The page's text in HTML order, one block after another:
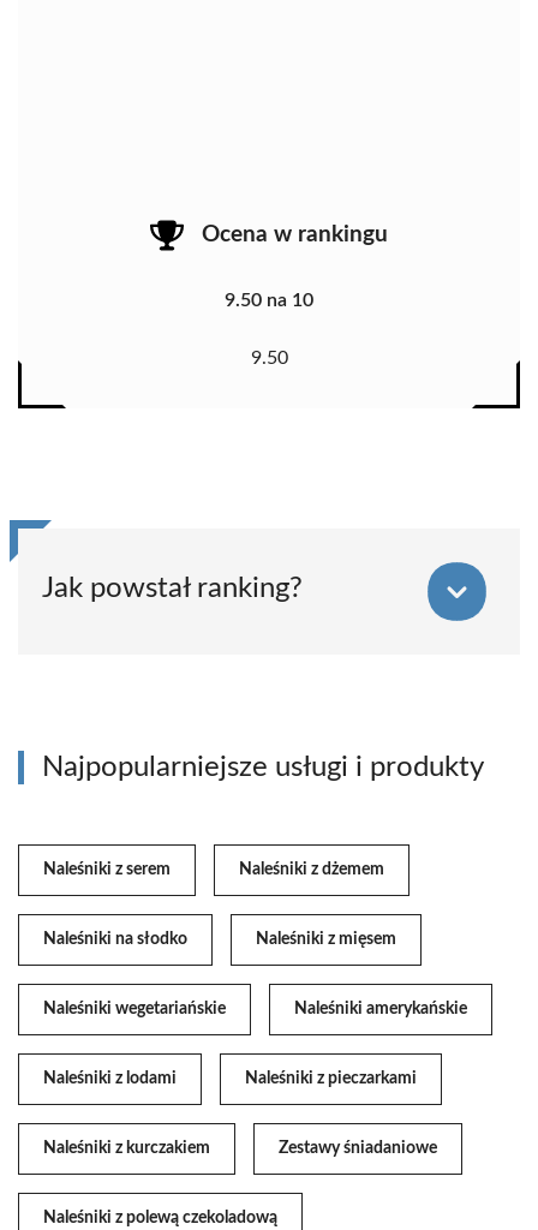
Ocena w rankingu
9.50 na 10
9.50
Jak powstał ranking?
Najpopularniejsze usługi i produkty
Naleśniki z serem Naleśniki z dżemem
Naleśniki na słodko Naleśniki z mięsem
Naleśniki wegetariańskie Naleśniki amerykańskie
Naleśniki z lodami Naleśniki z pieczarkami
Naleśniki z kurczakiem Zestawy śniadaniowe
Naleśniki z polewą czekoladową